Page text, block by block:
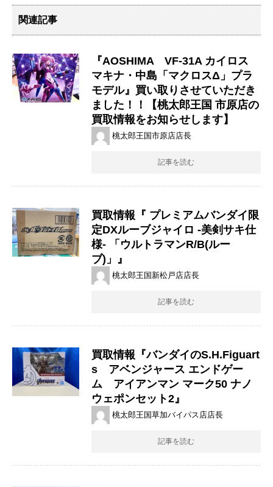
関連記事
『AOSHIMA VF-31A カイロス
マキナ・中島「マクロスΔ」プラ
モデル』買い取りさせていただき
ました！！【桃太郎王国 市原店の
買取情報をお知らせします】
桃太郎王国市原店店長
記事を読む
買取情報『 ​プレミアムバンダイ限
定DXルーブジャイロ ​-美剣サキ仕
様- ​「ウルトラマンR/B(ルー
ブ)」』
桃太郎王国新松戸店店長
記事を読む
買取情報『バンダイのS.H.Figuart
s アベンジャース ​エンドゲー
ム アイアンマン ​マーク50 ​ナノ
ウェポンセット2』
桃太郎王国草加バイパス店店長
記事を読む